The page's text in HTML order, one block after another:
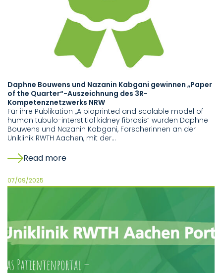
Daphne Bouwens und Nazanin Kabgani gewinnen „Paper
of the Quarter“-Auszeichnung des 3R-
Kompetenznetzwerks NRW
Für ihre Publikation „A bioprinted and scalable model of
human tubulo-interstitial kidney fibrosis” wurden Daphne
Bouwens und Nazanin Kabgani, Forscherinnen an der
Uniklinik RWTH Aachen, mit der…
Read more
07/09/2025